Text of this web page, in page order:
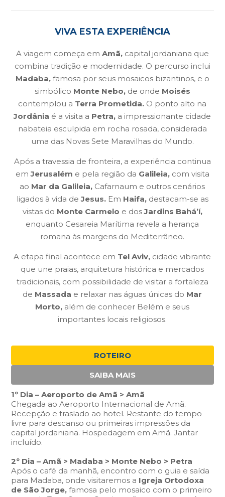
VIVA ESTA EXPERIÊNCIA
A viagem começa em Amã,capital jordaniana que
combina tradição e modernidade. O percurso inclui
Madaba,famosa por seus mosaicos bizantinos, e o
simbólico Monte Nebo, de onde Moisés
contemplou a Terra Prometida. O ponto alto na
Jordânia é a visita a Petra, a impressionante cidade
nabateia esculpida em rocha rosada, considerada
uma das Novas Sete Maravilhas do Mundo.
Após a travessia de fronteira, a experiência continua
emJerusalém e pela região da Galileia,com visita
ao Mar da Galileia, Cafarnaum e outros cenários
ligados à vida deJesus.Em Haifa,destacam-se as
vistas do Monte Carmelo e dosJardins Bahá’í,
enquanto Cesareia Marítima revela a herança
romana às margens do Mediterrâneo.
A etapa final acontece em Tel Aviv, cidade vibrante
que une praias, arquitetura histórica e mercados
tradicionais, com possibilidade de visitar a fortaleza
de Massada e relaxar nas águas únicas do Mar
Morto, além de conhecer Belém e seus
importantes locais religiosos.
ROTEIRO
SAIBA MAIS
1º Dia – Aeroporto de Amã > Amã
Chegada ao Aeroporto Internacional de Amã.
Recepção e traslado ao hotel. Restante do tempo
livre para descanso ou primeiras impressões da
capital jordaniana. Hospedagem em Amã. Jantar
incluído.
2º Dia – Amã > Madaba > Monte Nebo > Petra
Após o café da manhã, encontro com o guia e saída
para Madaba, onde visitaremos a Igreja Ortodoxa
de São Jorge, famosa pelo mosaico com o primeiro